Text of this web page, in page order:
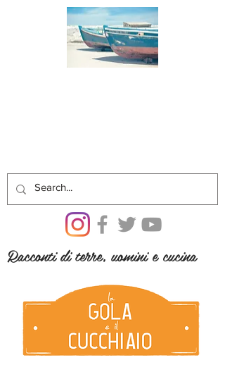
Racconti di terre, uomini e cucina